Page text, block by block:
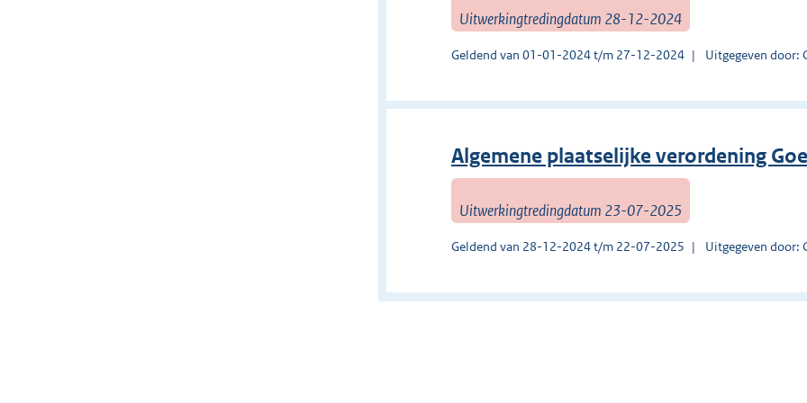
Uitwerkingtredingdatum 28-12-2024
Geldend van 01-01-2024 t/m 27-12-2024 Uitgegeven door:
Algemene plaatselijke verordening
Uitwerkingtredingdatum 23-07-2025
Geldend van 28-12-2024 t/m 22-07-2025 Uitgegeven door: